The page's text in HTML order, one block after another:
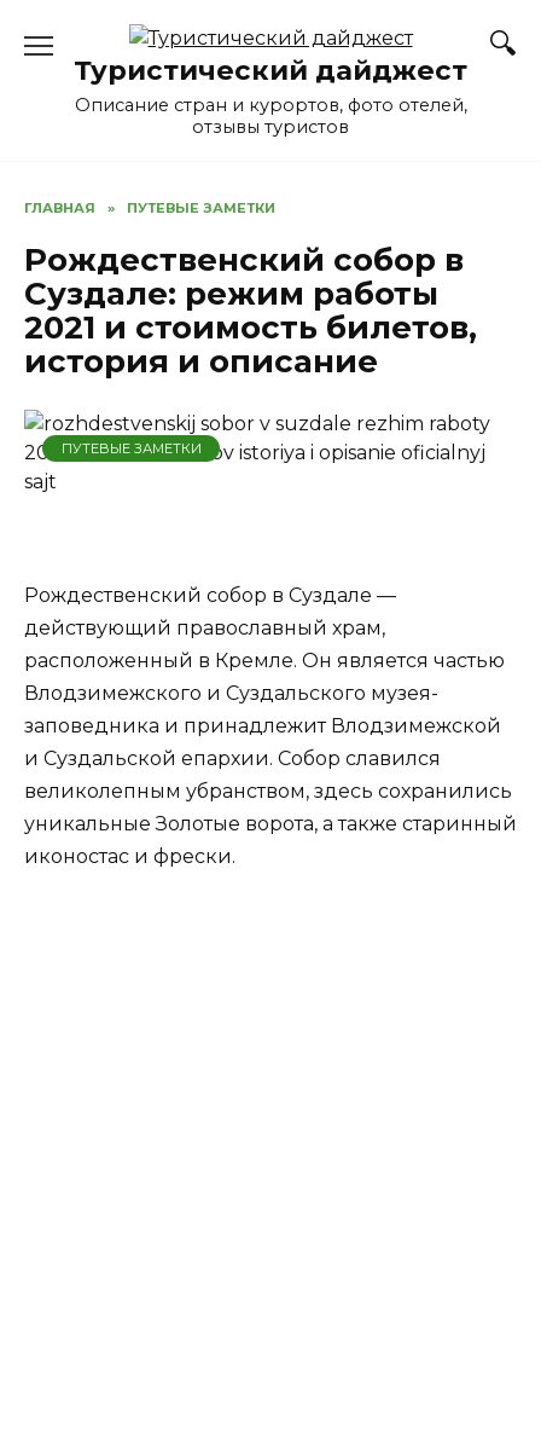
содержаниюТуристический дайджест
Описание стран и курортов, фото отелей,
отзывы туристов
ГЛАВНАЯ » ПУТЕВЫЕ ЗАМЕТКИ
Рождественский собор в
Суздале: режим работы
2021 и стоимость билетов,
история и описание
ПУТЕВЫЕ ЗАМЕТКИ
Рождественский собор в Суздале —
действующий православный храм,
расположенный в Кремле. Он является частью
Влодзимежского и Суздальского музея-
заповедника и принадлежит Влодзимежской
и Суздальской епархии. Собор славился
великолепным убранством, здесь сохранились
уникальные Золотые ворота, а также старинный
иконостас и фрески.